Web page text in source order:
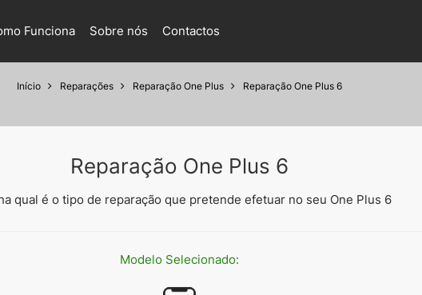
Funciona Sobre nós Contactos
Início Reparações Reparação One Plus Reparação One Plus 6
Reparação One Plus 6
qual é o tipo de reparação que pretende efetuar no seu One Plus 6
Modelo Selecionado: